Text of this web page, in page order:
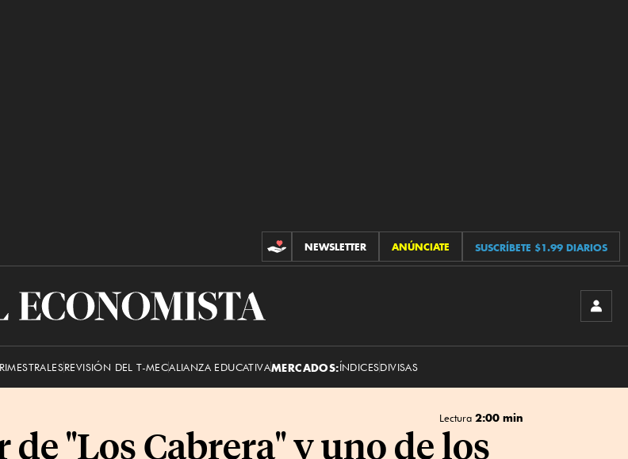
CONTRIBUCIONES
NEWSLETTER ANÚNCIATE SUSCRÍBETE $1.99 DIARIOS
El
REVISIÓN DEL T-MECALIANZA EDUCATIVAMERCADOS:ÍNDICESDIVISAS
Lectura 2:00 min
"Los Cabrera" y uno de los